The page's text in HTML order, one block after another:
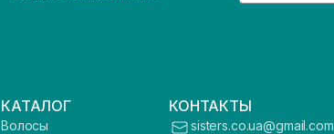
КАТАЛОГ
Волосы
КОНТАКТЫ
sisters.co.ua@gmail.com